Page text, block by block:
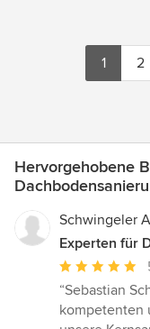
1 2
Hervorgehobene
Schwingeler
Experten für
Bewertung:
5
von
“Sebastian
kompetenten